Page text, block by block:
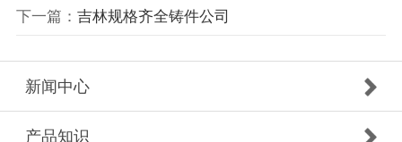
下一篇： 吉林规格齐全铸件公司
新闻中心
产品知识